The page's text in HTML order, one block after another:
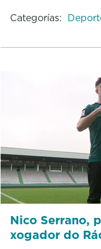
Categorías:
Nico Serrano,
xogador do